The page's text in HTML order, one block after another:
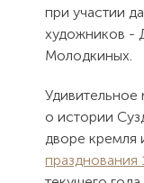
при участии
художников -
Молодкиных.
о истории
дворе кремля
празднования